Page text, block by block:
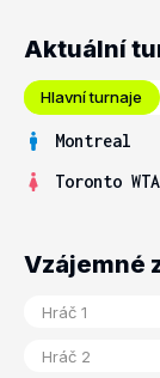
Aktuální
Hlavní turnaje
Montreal
Toronto WTA
Vzájemné